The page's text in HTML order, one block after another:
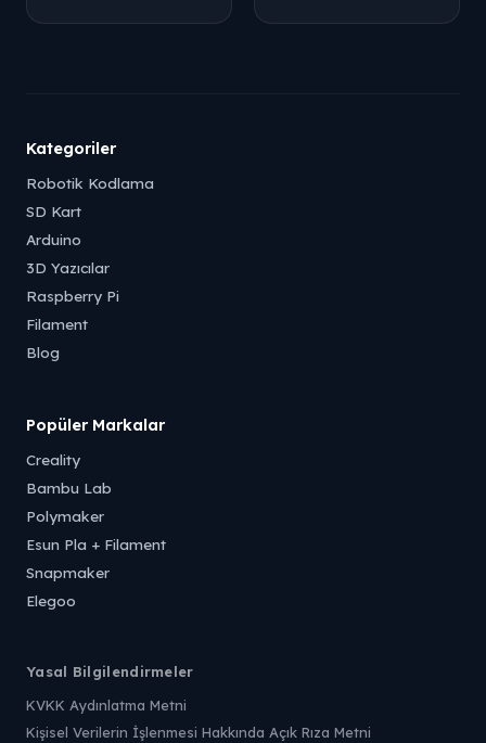
Kategoriler
Robotik Kodlama
SD Kart
Arduino
3D Yazıcılar
Raspberry Pi
Filament
Blog
Popüler Markalar
Creality
Bambu Lab
Polymaker
Esun Pla + Filament
Snapmaker
Elegoo
Yasal Bilgilendirmeler
KVKK Aydınlatma Metni
Kişisel Verilerin İşlenmesi Hakkında Açık Rıza Metni